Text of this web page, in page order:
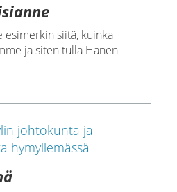
esimerkin siitä, kuinka
ja siten tulla Hänen